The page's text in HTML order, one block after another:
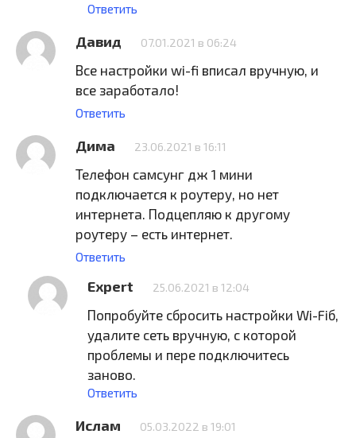
Ответить
Давид 07.01.2021 в 06:24
Все настройки wi-fi вписал вручную, и
все заработало!
Ответить
Дима 23.06.2021 в 16:11
Телефон самсунг дж 1 мини
подключается к роутеру, но нет
интернета. Подцепляю к другому
роутеру – есть интернет.
Ответить
Expert 25.06.2021 в 12:04
Попробуйте сбросить настройки Wi-Fiб,
удалите сеть вручную, с которой
проблемы и пере подключитесь
заново.
Ответить
Ислам 05.03.2022 в 19:01